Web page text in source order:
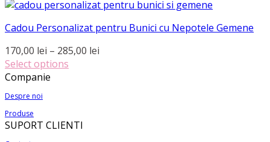
pagina
Opțiunile
pot
alese
în
pagina
produsului.
prețuri:
până
Acest
are
mai
multe
variații.
Opțiunile
pot
fi
alese
Cadou Personalizat pentru Bunici cu Nepotele Gemene
170,00 lei – 285,00 lei
Select options
Acest
are
mai
multe
Companie
Despre noi
Produse
SUPORT CLIENTI